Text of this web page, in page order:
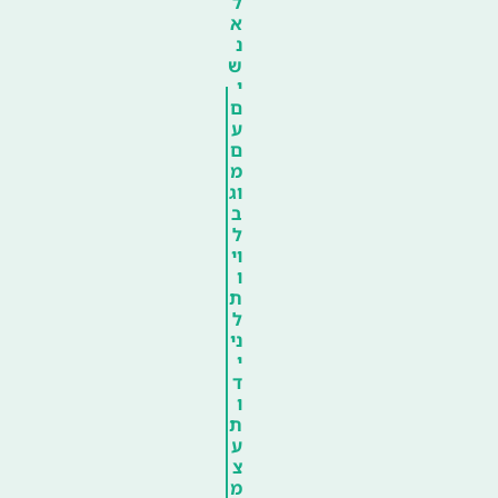
א
נ
ש
י
ם
ע
ם
מ
וג
ב
ל
וי
ו
ת
ל
ני
י
ד
ו
ת
ע
צ
מ